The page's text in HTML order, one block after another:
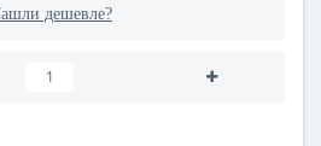
дешевле?